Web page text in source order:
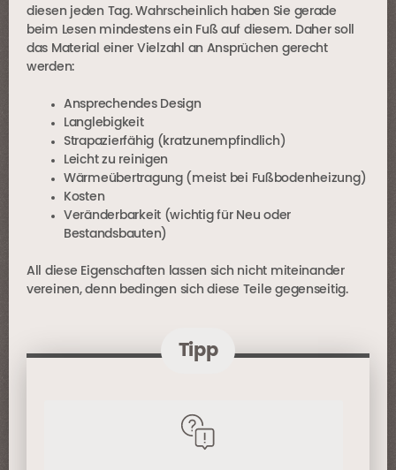
diesen jeden Tag. Wahrscheinlich haben Sie gerade
beim Lesen mindestens ein Fuß auf diesem. Daher soll
das Material einer Vielzahl an Ansprüchen gerecht
werden:
Ansprechendes Design
Langlebigkeit
Strapazierfähig (kratzunempfindlich)
Leicht zu reinigen
Wärmeübertragung (meist bei Fußbodenheizung)
Kosten
Veränderbarkeit (wichtig für Neu oder
Bestandsbauten)
All diese Eigenschaften lassen sich nicht miteinander
vereinen, denn bedingen sich diese Teile gegenseitig.
Tipp